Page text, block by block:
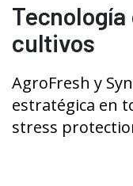
cultivos
AgroFresh y
estratégica en
stress